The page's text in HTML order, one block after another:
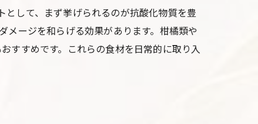
して、まず挙げられるのが抗酸化物質を豊
メージを和らげる効果があります。柑橘類や
すすめです。これらの食材を日常的に取り入